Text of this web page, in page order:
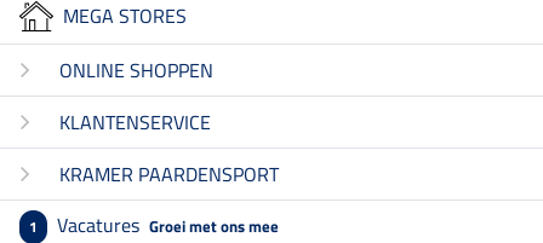
MEGA STORES
ONLINE SHOPPEN
KLANTENSERVICE
KRAMER PAARDENSPORT
1 Vacatures Groei met ons mee